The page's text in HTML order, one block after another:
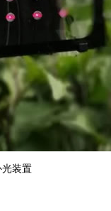
光装置